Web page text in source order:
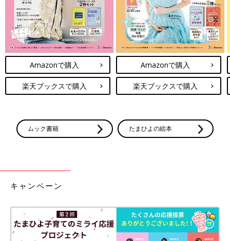
Amazonで購入
楽天ブックスで購入
Amazonで購入
楽天ブックスで購入
ムック書籍 たまひよの絵本
キャンペーン